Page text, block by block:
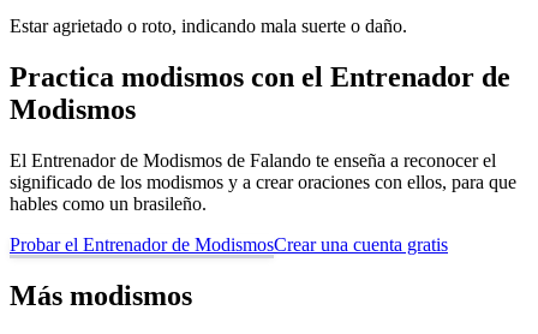
Estar agrietado o roto, indicando mala suerte o daño.
Practica modismos con el Entrenador de
Modismos
El Entrenador de Modismos de Falando te enseña a reconocer el
significado de los modismos y a crear oraciones con ellos, para que
hables como un brasileño.
Probar el Entrenador de ModismosCrear una cuenta gratis
Más modismos